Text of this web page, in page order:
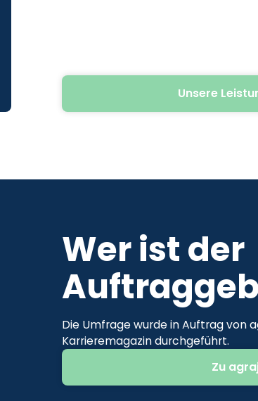
Unsere
Wer ist der
Die Umfrage wurde in Auftrag von
Karrieremagazin durchgeführt.
Zu